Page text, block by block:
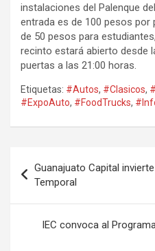
instalaciones del Palenque
entrada es de 100 pesos por
de 50 pesos para
recinto estará abierto desde
puertas a las 21:00 horas.
Etiquetas: #Autos, #Clasicos,
#ExpoAuto, #FoodTrucks,
de
entradas
Guanajuato Capital
Temporal
IEC convoca al